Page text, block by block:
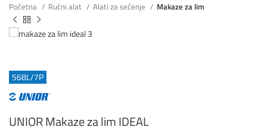
Početna Ručni alat Alati za sečenje Makaze za lim
568L/7P
UNIOR Makaze za lim IDEAL